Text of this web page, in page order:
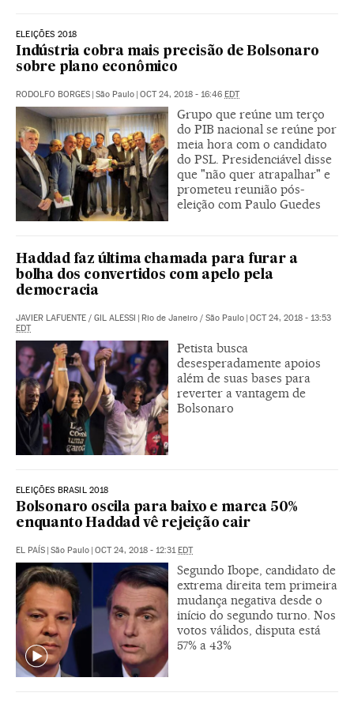
ELEIÇÕES 2018
Indústria cobra mais precisão de Bolsonaro
sobre plano econômico
RODOLFO BORGES | São Paulo | OCT 24, 2018 - 16:46 EDT
Grupo que reúne um terço
do PIB nacional se reúne por
meia hora com o candidato
do PSL. Presidenciável disse
que "não quer atrapalhar" e
prometeu reunião pós-
eleição com Paulo Guedes
Haddad faz última chamada para furar a
bolha dos convertidos com apelo pela
democracia
JAVIER LAFUENTE / GIL ALESSI | Rio de Janeiro / São Paulo | OCT 24, 2018 - 13:53
EDT
Petista busca
desesperadamente apoios
além de suas bases para
reverter a vantagem de
Bolsonaro
ELEIÇÕES BRASIL 2018
Bolsonaro oscila para baixo e marca 50%
enquanto Haddad vê rejeição cair
EL PAÍS | São Paulo | OCT 24, 2018 - 12:31 EDT
Segundo Ibope, candidato de
extrema direita tem primeira
mudança negativa desde o
início do segundo turno. Nos
votos válidos, disputa está
57% a 43%